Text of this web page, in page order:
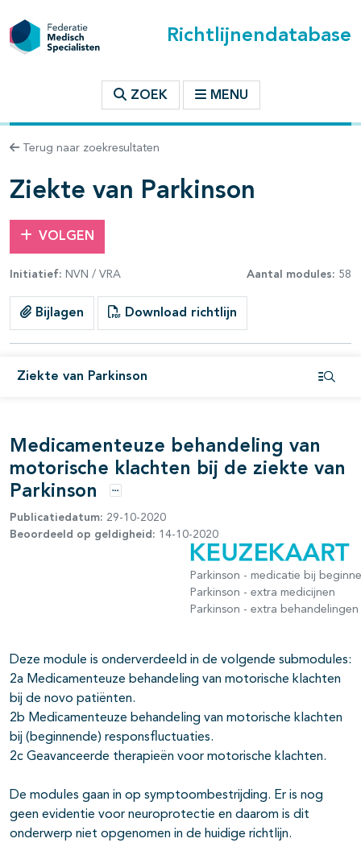
Richtlijnendatabase
ZOEK MENU
Terug naar zoekresultaten
Ziekte van Parkinson
VOLGEN
Initiatief: NVN / VRA Aantal modules: 58
Bijlagen Download richtlijn
Ziekte van Parkinson
binnen deze richtlijn
open- en dichtklappen
open- en dichtklappen
open- en dichtklappen
open- en dichtklappen
open- en dichtklappen
open- en dichtklappen
Medicamenteuze behandeling van
motorische klachten bij de ziekte van
Parkinson
Opties
Publicatiedatum: 29-10-2020
Beoordeeld op geldigheid: 14-10-2020
Parkinson - medicatie bij
Parkinson - extra medicijnen
Parkinson - extra behandelingen
Deze module is onderverdeeld in de volgende submodules:
2a Medicamenteuze behandeling van motorische klachten
bij de novo patiënten.
2b Medicamenteuze behandeling van motorische klachten
bij (beginnende) responsfluctuaties.
2c Geavanceerde therapieën voor motorische klachten.
De modules gaan in op symptoombestrijding. Er is nog
geen evidentie voor neuroprotectie en daarom is dit
onderwerp niet opgenomen in de huidige richtlijn.